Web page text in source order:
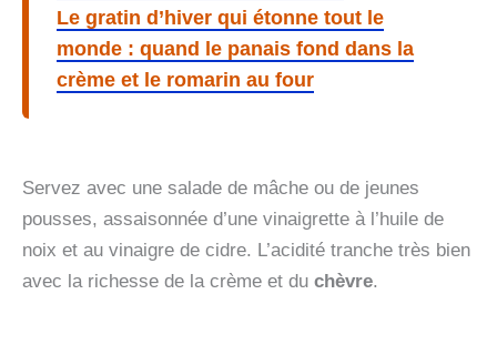
Le gratin d’hiver qui étonne tout le
monde : quand le panais fond dans la
crème et le romarin au four
Servez avec une salade de mâche ou de jeunes
pousses, assaisonnée d’une vinaigrette à l’huile de
noix et au vinaigre de cidre. L’acidité tranche très bien
avec la richesse de la crème et du chèvre.